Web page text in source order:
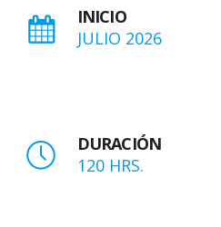
INICIO
JULIO 2026
DURACIÓN
120 HRS.